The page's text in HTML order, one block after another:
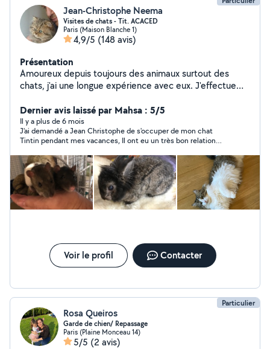
Jean-Christophe Neema
Visites de chats - Tit. ACACED
Paris (Maison Blanche 1)
4,9/5 (148 avis)
Présentation
Amoureux depuis toujours des animaux surtout des
chats, j'ai une longue expérience avec eux. J'effectue
des félins. Je ne peux en accueillir chez moi car je doute
que mes deux chats mâles apprécieraient la présence
d'un tiers matou. Je vous invite à lire les avis sur mon
profil pour avoir une idée sur la qualité de mes
prestations. Je suis titulaire de l'ACACED (Attestation
de Connaissances pour les Animaux de Compagnie
d'Espèces Domestiques) qui est une formation
reconnue par le Ministere de l'Agriculture et de la
Souveraineté Alimentaire. Si vous avez des questions, je
Dernier avis laissé par Mahsa : 5/5
Il y a plus de 6 mois
J'ai demandé a Jean Christophe de s'occuper de mon chat
Tintin pendant mes vacances, Il ont eu un très bon relation
demanderai biensur le même service prochainement. MAHSA
Voir le profil Contacter
Particulier
Rosa Queiros
Garde de chien/ Repassage
Paris (Plaine Monceau 14)
5/5 (2 avis)